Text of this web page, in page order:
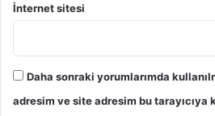
İnternet sitesi
Daha sonraki yorumlarımda
adresim ve site adresim bu tarayıcıya